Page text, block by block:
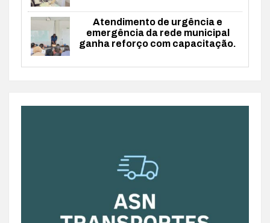
Atendimento de urgência e
emergência da rede municipal
ganha reforço com capacitação.